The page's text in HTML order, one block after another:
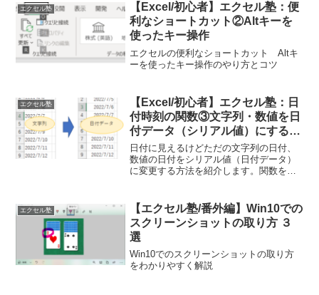
エクセル塾
【Excel/初心者】エクセル塾：便
利なショートカット②Altキーを
使ったキー操作
エクセルの便利なショートカット Altキ
ーを使ったキー操作のやり方とコツ
エクセル塾
【Excel/初心者】エクセル塾：日
付時刻の関数③文字列・数値を日
付データ（シリアル値）にするに
は
日付に見えるけどただの文字列の日付、
数値の日付をシリアル値（日付データ）
に変更する方法を紹介します。関数を使
エクセル塾
【エクセル塾/番外編】Win10での
スクリーンショットの取り方 ３
選
Win10でのスクリーンショットの取り方
をわかりやすく解説